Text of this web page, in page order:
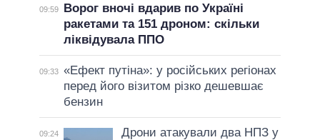
09:59
Ворог вночі вдарив по Україні
ракетами та 151 дроном: скільки
ліквідувала ППО
09:33 «Ефект путіна»: у російських регіонах
перед його візитом різко дешевшає
бензин
09:24
Дрони атакували два НПЗ у